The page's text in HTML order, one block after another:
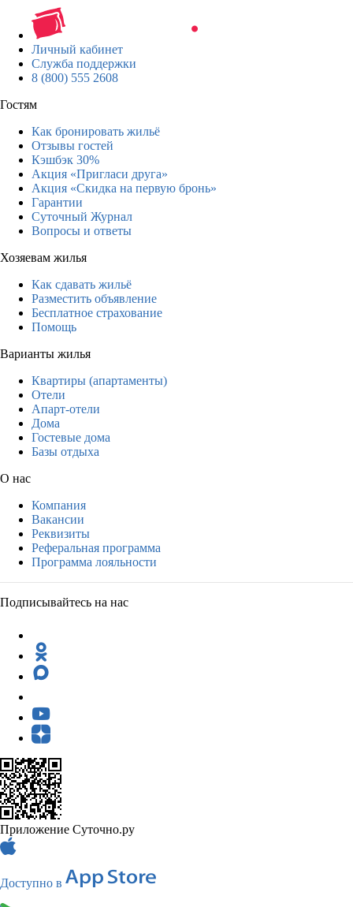
Личный кабинет
Служба поддержки
8 (800) 555 2608
Гостям
Как бронировать жильё
Отзывы гостей
Кэшбэк 30%
Акция «Пригласи друга»
Акция «Скидка на первую бронь»
Гарантии
Суточный Журнал
Вопросы и ответы
Хозяевам жилья
Как сдавать жильё
Разместить объявление
Бесплатное страхование
Помощь
Варианты жилья
Квартиры (апартаменты)
Отели
Апарт-отели
Дома
Гостевые дома
Базы отдыха
О нас
Компания
Вакансии
Реквизиты
Реферальная программа
Программа лояльности
Подписывайтесь на нас
Приложение Суточно.ру
Доступно в